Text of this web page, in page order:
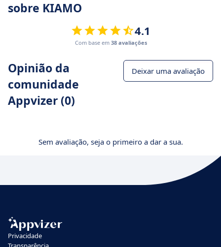
sobre KIAMO
4.1
Com base em 38 avaliações
Opinião da
comunidade
Appvizer (0)
Deixar uma avaliação
Sem avaliação, seja o primeiro a dar a sua.
Privacidade